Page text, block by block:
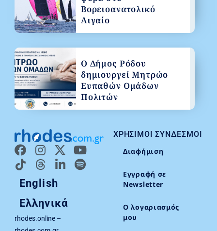
English
Ελληνικά
rhodes.online –
ΧΡΉΣΙΜΟΙ ΣΎΝΔΕΣΜΟΙ
Διαφήμιση
Εγγραφή σε
Newsletter
Ο λογαριασμός
μου
Βορειοανατολικό
Αιγαίο
Ο Δήμος Ρόδου
δημιουργεί Μητρώο
Ευπαθών Ομάδων
Πολιτών